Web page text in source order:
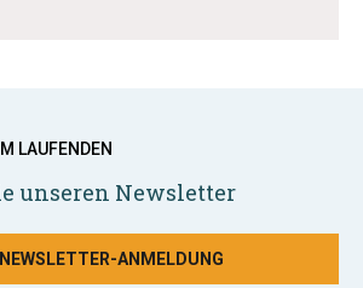
LAUFENDEN
unseren Newsletter
ANMELDUNG